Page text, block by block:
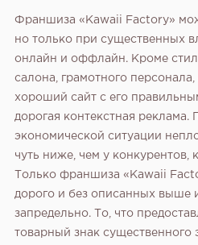
Франшиза «Kawaii Factory»
но только при существенных
онлайн и оффлайн. Кроме
салона, грамотного
хороший сайт с его
дорогая контекстная
экономической ситуации
чуть ниже, чем у конкурентов,
Только франшиза «Kawaii
дорого и без описанных выше
запредельно. То, что
товарный знак существенного